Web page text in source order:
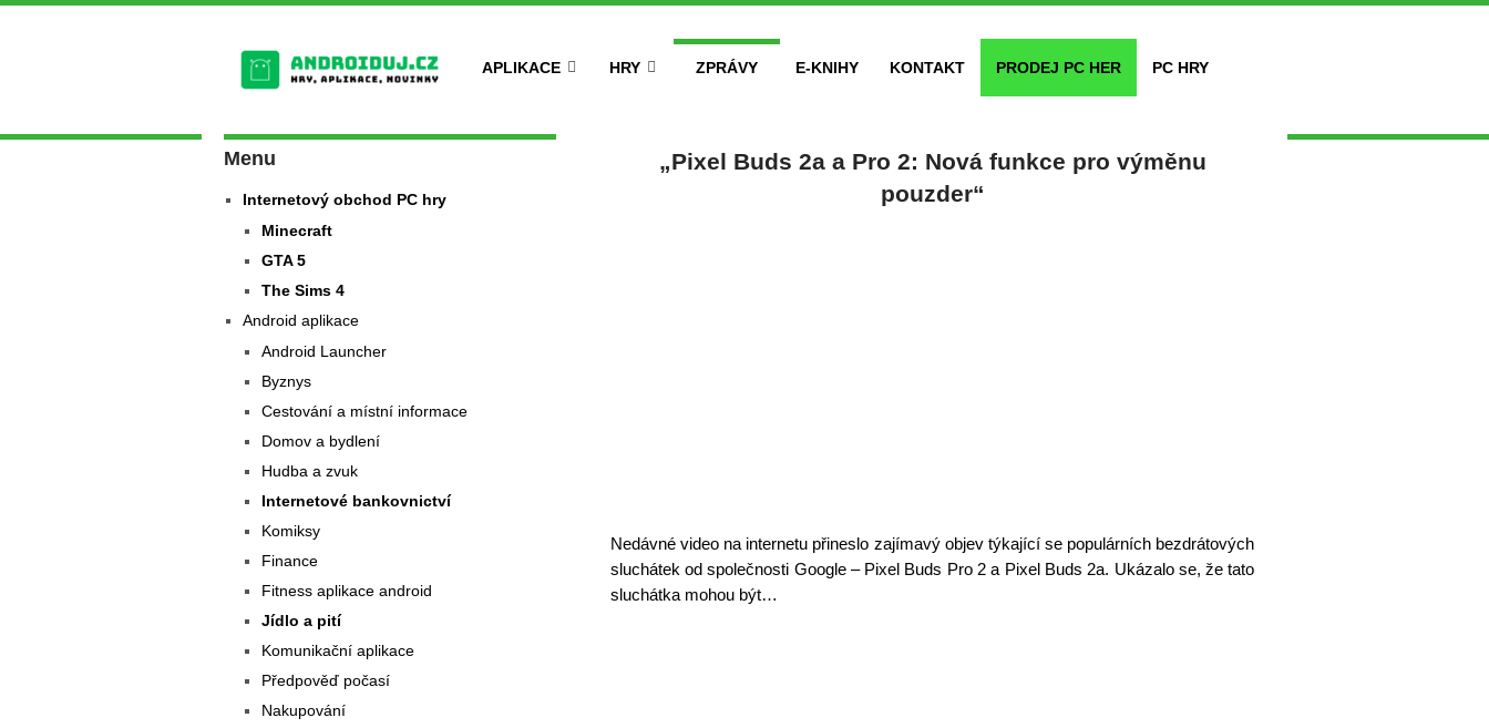
APLIKACE HRY ZPRÁVY E-KNIHY KONTAKT PRODEJ PC HER PC HRY
„Pixel Buds 2a a Pro 2: Nová funkce pro výměnu
pouzder“
Nedávné video na internetu přineslo zajímavý objev týkající se populárních bezdrátových
sluchátek od společnosti Google – Pixel Buds Pro 2 a Pixel Buds 2a. Ukázalo se, že tato
sluchátka mohou být…
Menu
Internetový obchod PC hry
Minecraft
GTA 5
The Sims 4
Android aplikace
Android Launcher
Byznys
Cestování a místní informace
Domov a bydlení
Hudba a zvuk
Internetové bankovnictví
Komiksy
Finance
Fitness aplikace android
Jídlo a pití
Komunikační aplikace
Předpověď počasí
Nakupování